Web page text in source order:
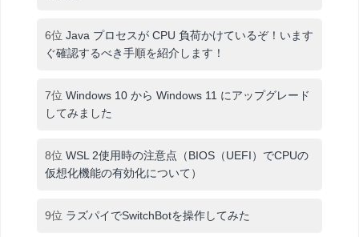
6位 Java プロセスが CPU 負荷かけているぞ！います
ぐ確認するべき手順を紹介します！
7位 Windows 10 から Windows 11 にアップグレード
してみました
8位 WSL 2使用時の注意点（BIOS（UEFI）でCPUの
仮想化機能の有効化について）
9位 ラズパイでSwitchBotを操作してみた